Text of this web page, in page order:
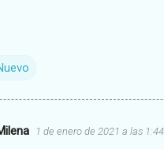
1 de enero de 2021 a las 1:44